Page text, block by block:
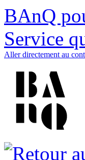
BAnQ
Service
Aller directement au